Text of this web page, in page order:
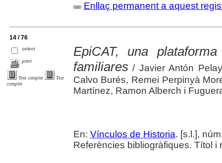
Enllaç permanent a aquest
14 / 76
select
print
Text complet
Text
complet
EpiCAT, una
familiares/ Javier Antón
Calvo Burés, Remei Perpinyà
Martínez, Ramon Alberch i
En: Vínculos de Historia. [s.l.],
Referències bibliogràfiques. Títol i